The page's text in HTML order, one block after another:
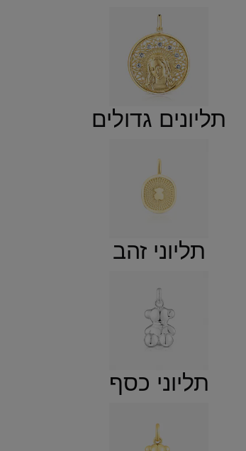
תליונים גדולים
תליוני זהב
תליוני כסף